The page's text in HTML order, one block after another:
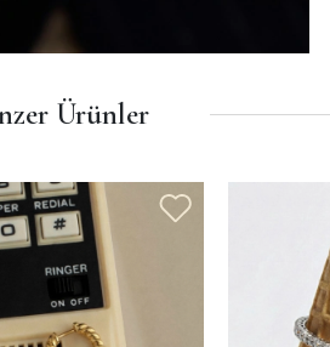
Ürünler